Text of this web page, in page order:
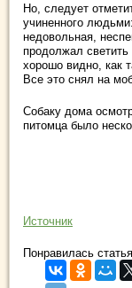
Но, следует
учиненного
недовольная,
продолжал
хорошо видно, как
Все это снял на
Собаку дома
питомца было
Источник
Понравилась